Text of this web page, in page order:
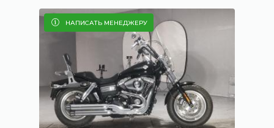
НАПИСАТЬ МЕНЕДЖЕРУ